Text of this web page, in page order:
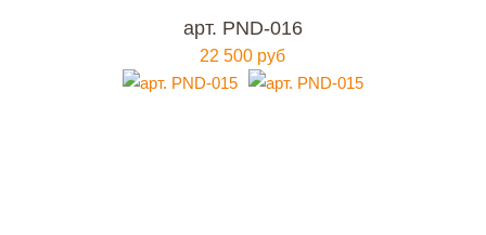
арт. PND-016
22 500 руб